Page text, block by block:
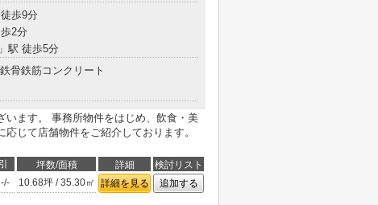
徒歩9分
2分
」駅 徒歩5分
鉄骨鉄筋コンクリート
います。 事務所物件をはじめ、飲食・美
じて店舗物件をご紹介しております。
坪数/面積 詳細
検討リスト
-/- 10.68坪 / 35.30㎡ 詳細を見る 追加する